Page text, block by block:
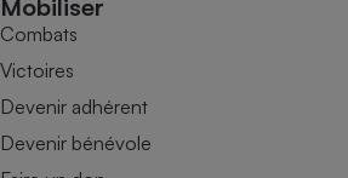
Mobiliser
Combats
Victoires
Devenir adhérent
Devenir bénévole